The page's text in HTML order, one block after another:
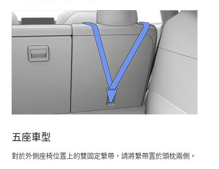
五座車型
對於外側座椅位置上的雙固定繫帶，請將繫帶置於頭枕兩側。